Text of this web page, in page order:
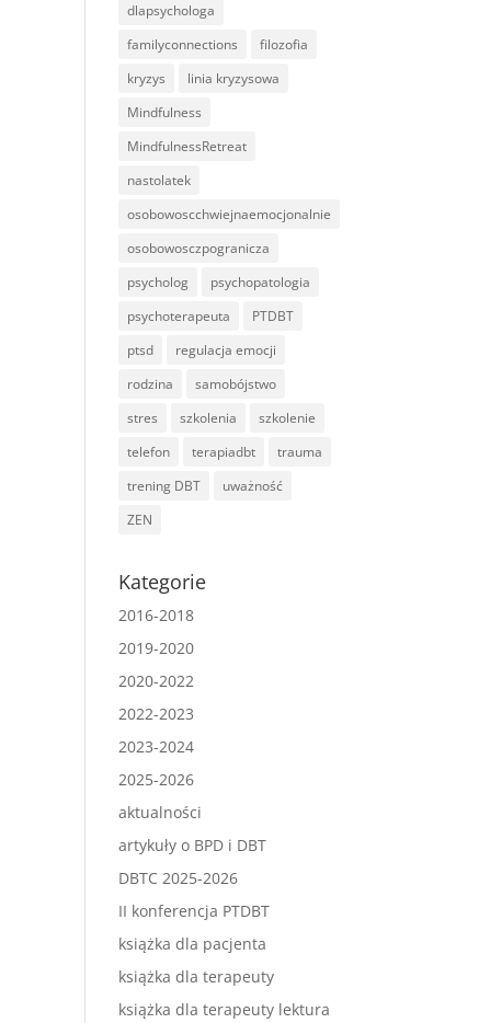
dlapsychologa
familyconnections
filozofia
kryzys
linia kryzysowa
Mindfulness
MindfulnessRetreat
nastolatek
osobowoscchwiejnaemocjonalnie
osobowosczpogranicza
psycholog
psychopatologia
psychoterapeuta
PTDBT
ptsd
regulacja emocji
rodzina
samobójstwo
stres
szkolenia
szkolenie
telefon
terapiadbt
trauma
trening DBT
uważność
ZEN
Kategorie
2016-2018
2019-2020
2020-2022
2022-2023
2023-2024
2025-2026
aktualności
artykuły o BPD i DBT
DBTC 2025-2026
II konferencja PTDBT
książka dla pacjenta
książka dla terapeuty
książka dla terapeuty lektura